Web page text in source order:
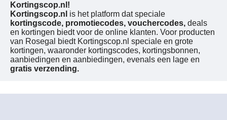
Kortingscop.nl!
Kortingscop.nl is het platform dat speciale
kortingscode, promotiecodes, vouchercodes, deals
en kortingen biedt voor de online klanten. Voor producten
van Rosegal biedt Kortingscop.nl speciale en grote
kortingen, waaronder kortingscodes, kortingsbonnen,
aanbiedingen en aanbiedingen, evenals een lage en
gratis verzending.